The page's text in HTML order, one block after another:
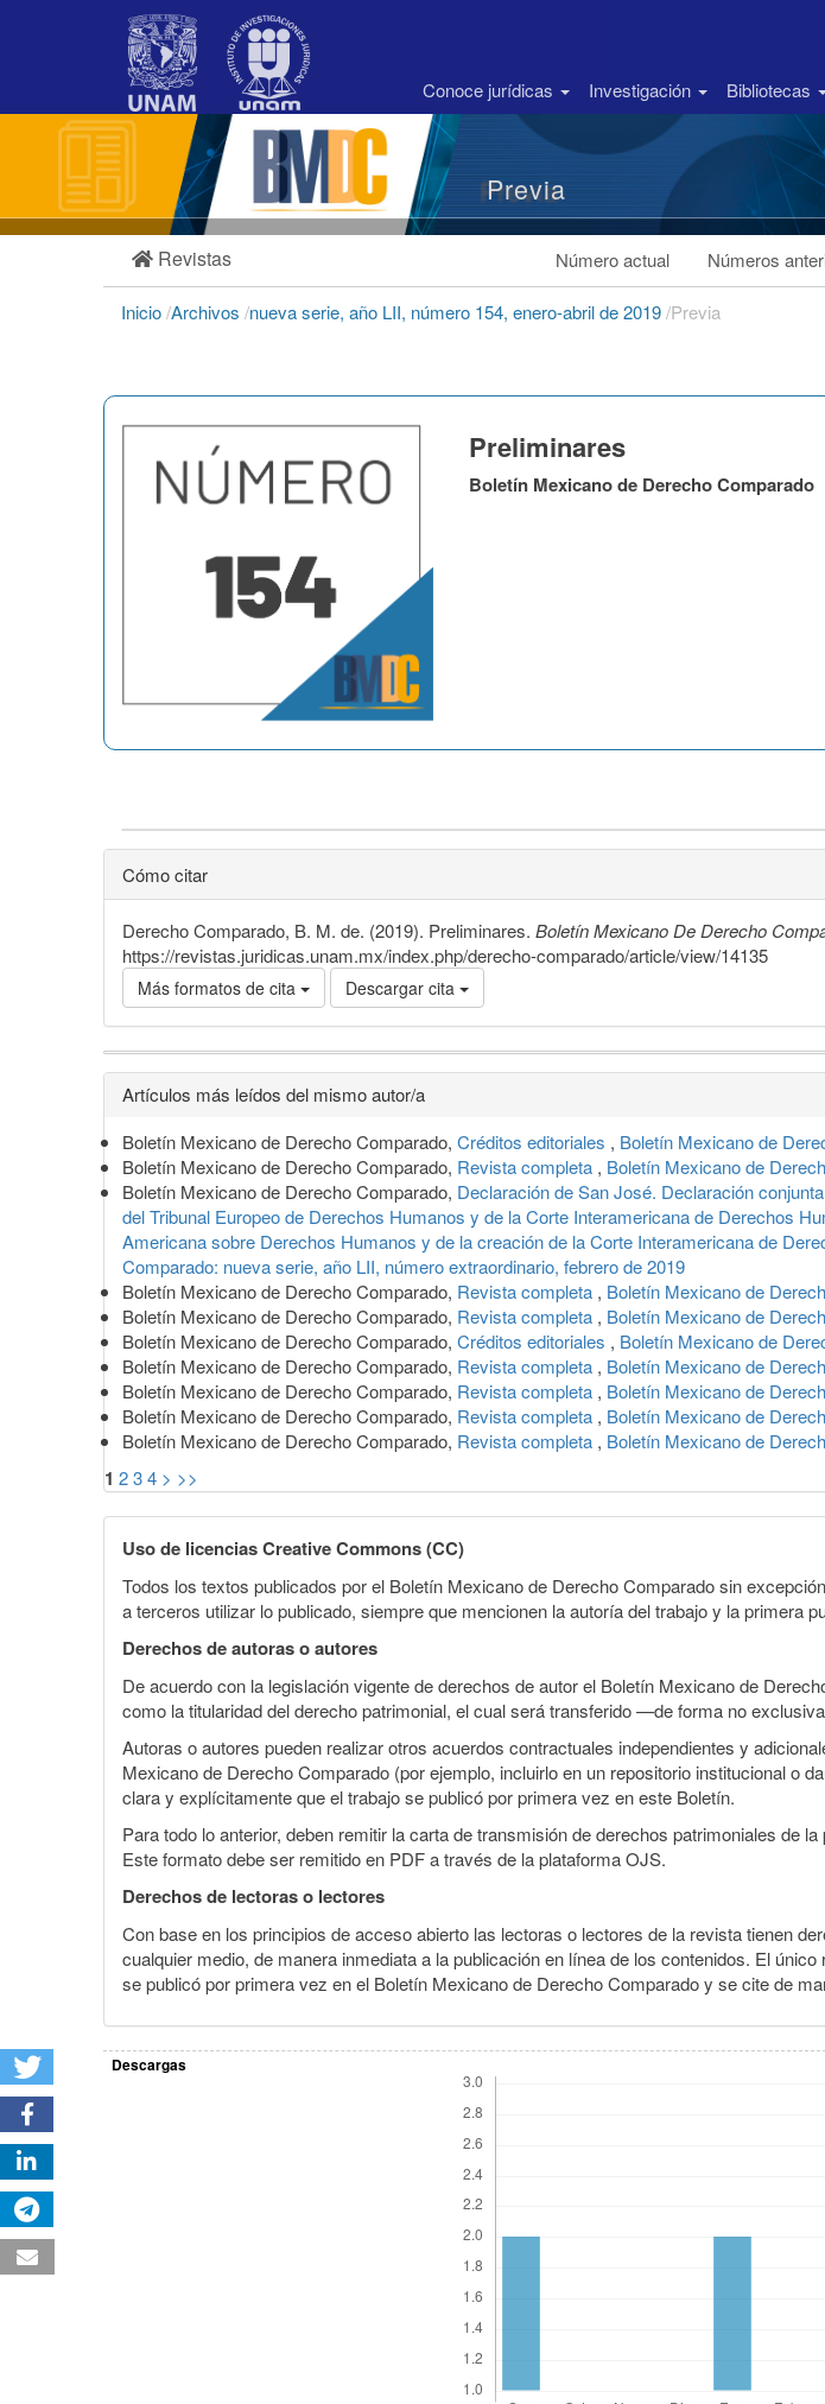
Barra
Conoce jurídicas Investigación Bibliotecas
Previa
Revistas Número actual Números
Inicio/Archivos /nueva serie, año LII, número 154, enero-abril de 2019/Previa
Preliminares
Boletín Mexicano de Derecho Comparado
Cómo citar
Derecho Comparado, B. M. de. (2019). Preliminares. Boletín Mexicano De Derecho
https://revistas.juridicas.unam.mx/index.php/derecho-comparado/article/view/14135
Más formatos de cita Descargar cita
Detalles
del
artículo
Artículos más leídos del mismo autor/a
Boletín Mexicano de Derecho Comparado, Créditos editoriales , Boletín Mexicano de
Boletín Mexicano de Derecho Comparado, Revista completa , Boletín Mexicano de
Boletín Mexicano de Derecho Comparado, Declaración de San José. Declaración
del Tribunal Europeo de Derechos Humanos y de la Corte Interamericana de Derechos
Americana sobre Derechos Humanos y de la creación de la Corte Interamericana de
Comparado: nueva serie, año LII, número extraordinario, febrero de 2019
Boletín Mexicano de Derecho Comparado, Revista completa , Boletín Mexicano de
Boletín Mexicano de Derecho Comparado, Revista completa , Boletín Mexicano de
Boletín Mexicano de Derecho Comparado, Créditos editoriales , Boletín Mexicano de
Boletín Mexicano de Derecho Comparado, Revista completa , Boletín Mexicano de
Boletín Mexicano de Derecho Comparado, Revista completa , Boletín Mexicano de
Boletín Mexicano de Derecho Comparado, Revista completa , Boletín Mexicano de
Boletín Mexicano de Derecho Comparado, Revista completa , Boletín Mexicano de
1 234 > >>
Uso de licencias Creative Commons (CC)
Todos los textos publicados por el Boletín Mexicano de Derecho Comparado sin
a terceros utilizar lo publicado, siempre que mencionen la autoría del trabajo y la
Derechos de autoras o autores
De acuerdo con la legislación vigente de derechos de autor el Boletín Mexicano de
como la titularidad del derecho patrimonial, el cual será transferido —de forma no
Autoras o autores pueden realizar otros acuerdos contractuales independientes y
Mexicano de Derecho Comparado (por ejemplo, incluirlo en un repositorio institucional o
clara y explícitamente que el trabajo se publicó por primera vez en este Boletín.
Para todo lo anterior, deben remitir la carta de transmisión de derechos patrimoniales de
Este formato debe ser remitido en PDF a través de la plataforma OJS.
Derechos de lectoras o lectores
Con base en los principios de acceso abierto las lectoras o lectores de la revista tienen
cualquier medio, de manera inmediata a la publicación en línea de los contenidos. El
se publicó por primera vez en el Boletín Mexicano de Derecho Comparado y se cite de
Descargas